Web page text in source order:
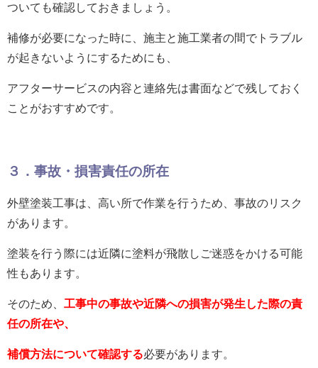
ついても確認しておきましょう。
補修が必要になった時に、施主と施工業者の間でトラブル
が起きないようにするためにも、
アフターサービスの内容と連絡先は書面などで残しておく
ことがおすすめです。
３．事故・損害責任の所在
外壁塗装工事は、高い所で作業を行うため、事故のリスク
があります。
塗装を行う際には近隣に塗料が飛散しご迷惑をかける可能
性もあります。
そのため、 工事中の事故や近隣への損害が発生した際の責
任の所在や、
補償方法について確認する必要があります。